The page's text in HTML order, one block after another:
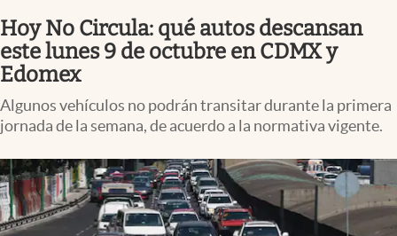
Pc y celular
Vida y estilo
Tv
Espiritualidad
Mediakit
Hoy No Circula: qué autos descansan
este lunes 9 de octubre en CDMX y
Edomex
Algunos vehículos no podrán transitar durante la primera
jornada de la semana, de acuerdo a la normativa vigente.